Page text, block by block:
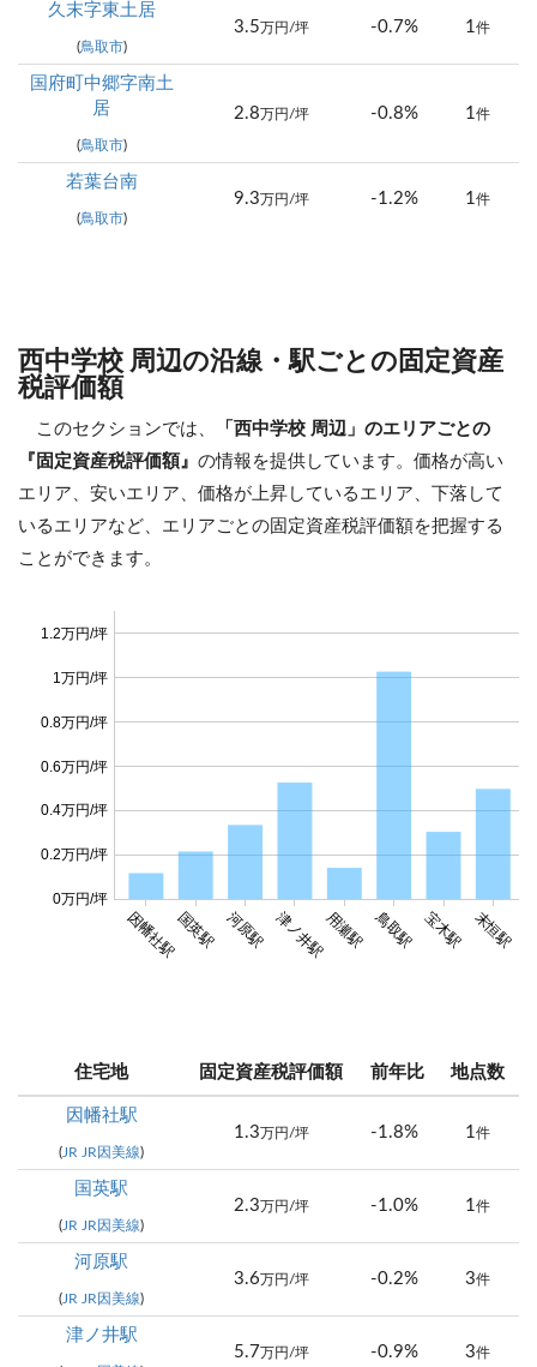
久末字東土居
(鳥取市)
3.5 万円/坪 -0.7% 1件
国府町中郷字南土
居
(鳥取市)
2.8 万円/坪 -0.8% 1件
若葉台南
(鳥取市)
9.3 万円/坪 -1.2% 1件
西中学校 周辺の沿線・駅ごとの固定資産
税評価額
このセクションでは、
「西中学校 周辺」のエリアごとの
『固定資産税評価額』 の情報を提供しています。価格が高い
エリア、安いエリア、価格が上昇しているエリア、下落して
いるエリアなど、エリアごとの固定資産税評価額を把握する
ことができます。
因幡社駅国英駅 河原駅 津ノ井駅用瀬駅 鳥取駅 宝木駅 末恒駅
0万円/坪
0.2万円/坪
0.4万円/坪
0.6万円/坪
0.8万円/坪
1万円/坪
1.2万円/坪
住宅地 固定資産税評価額 前年比 地点数
因幡社駅
(JR JR因美線)
1.3 万円/坪 -1.8% 1件
国英駅
(JR JR因美線)
2.3 万円/坪 -1.0% 1件
河原駅
(JR JR因美線)
3.6 万円/坪 -0.2% 3件
津ノ井駅
5.7 万円/坪 -0.9% 3件